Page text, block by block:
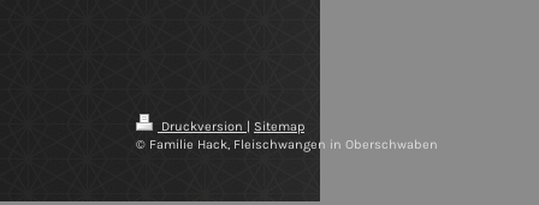
Druckversion | Sitemap
© Familie Hack, Fleischwangen in Oberschwaben